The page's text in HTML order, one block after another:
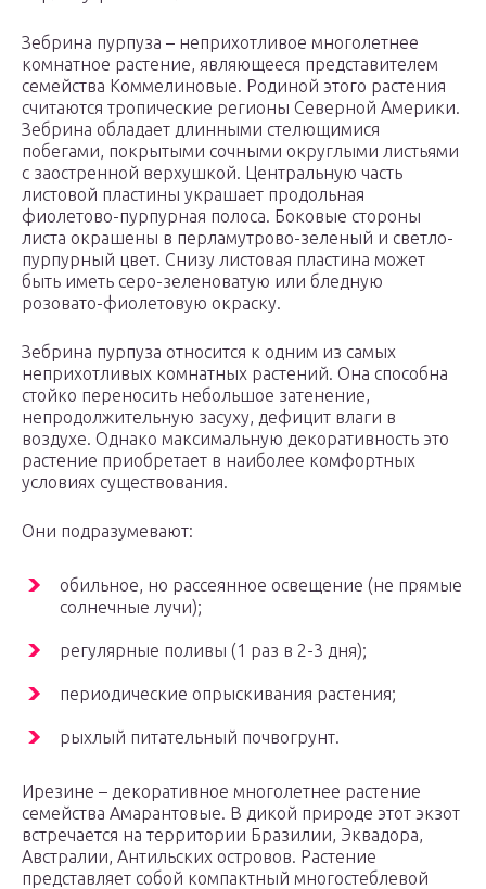
Зебрина пурпуза – неприхотливое многолетнее
комнатное растение, являющееся представителем
семейства Коммелиновые. Родиной этого растения
считаются тропические регионы Северной Америки.
Зебрина обладает длинными стелющимися
побегами, покрытыми сочными округлыми листьями
с заостренной верхушкой. Центральную часть
листовой пластины украшает продольная
фиолетово-пурпурная полоса. Боковые стороны
листа окрашены в перламутрово-зеленый и светло-
пурпурный цвет. Снизу листовая пластина может
быть иметь серо-зеленоватую или бледную
розовато-фиолетовую окраску.
Зебрина пурпуза относится к одним из самых
неприхотливых комнатных растений. Она способна
стойко переносить небольшое затенение,
непродолжительную засуху, дефицит влаги в
воздухе. Однако максимальную декоративность это
растение приобретает в наиболее комфортных
условиях существования.
Они подразумевают:
обильное, но рассеянное освещение (не прямые
солнечные лучи);
регулярные поливы (1 раз в 2-3 дня);
периодические опрыскивания растения;
рыхлый питательный почвогрунт.
Ирезине – декоративное многолетнее растение
семейства Амарантовые. В дикой природе этот экзот
встречается на территории Бразилии, Эквадора,
Австралии, Антильских островов. Растение
представляет собой компактный многостеблевой